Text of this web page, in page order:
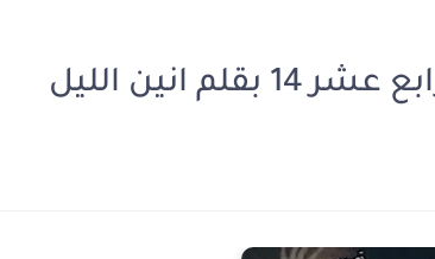
انين الليل